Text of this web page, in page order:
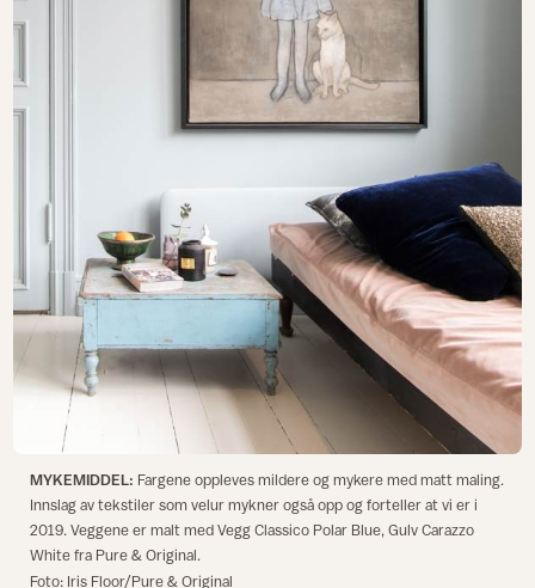
MYKEMIDDEL: Fargene oppleves mildere og mykere med matt maling.
Innslag av tekstiler som velur mykner også opp og forteller at vi er i
2019. Veggene er malt med Vegg Classico Polar Blue, Gulv Carazzo
White fra Pure & Original.
Foto: Iris Floor/Pure & Original